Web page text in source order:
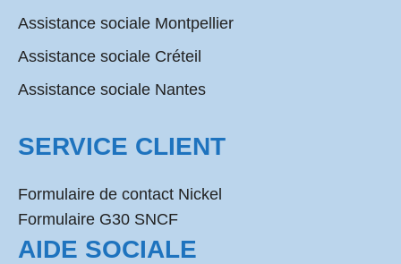
Assistance sociale Montpellier
Assistance sociale Créteil
Assistance sociale Nantes
SERVICE CLIENT
Formulaire de contact Nickel
Formulaire G30 SNCF
AIDE SOCIALE